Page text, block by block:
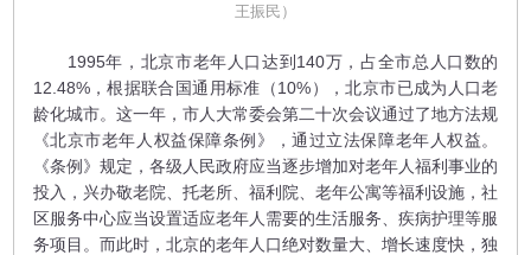
王振民）
1995年，北京市老年人口达到140万，占全市总人口数的
12.48%，根据联合国通用标准（10%），北京市已成为人口老
龄化城市。这一年，市人大常委会第二十次会议通过了地方法规
《北京市老年人权益保障条例》，通过立法保障老年人权益。
《条例》规定，各级人民政府应当逐步增加对老年人福利事业的
投入，兴办敬老院、托老所、福利院、老年公寓等福利设施，社
区服务中心应当设置适应老年人需要的生活服务、疾病护理等服
务项目。而此时，北京的老年人口绝对数量大、增长速度快，独